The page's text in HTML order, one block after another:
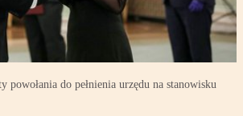
powołania do pełnienia urzędu na stanowisku